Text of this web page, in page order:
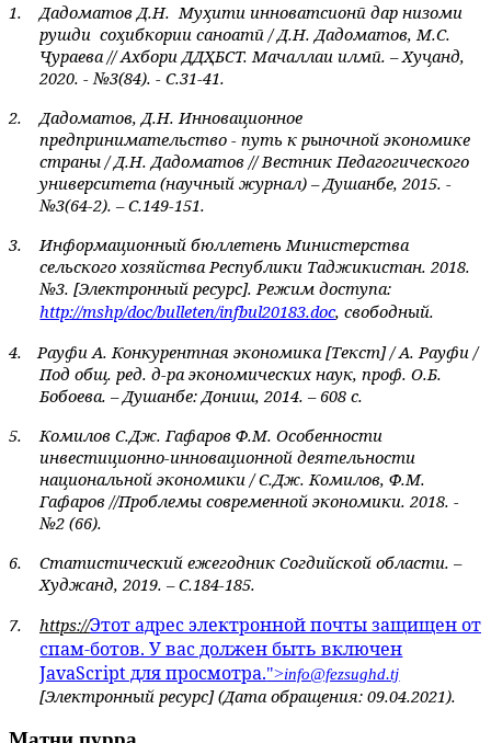
1. Дадоматов Д.Н. Муҳити инноватсионӣ дар низоми
рушди соҳибкории саноатӣ / Д.Н. Дадоматов, М.С.
Ҷураева // Ахбори ДДҲБСТ. Мачаллаи илмӣ. – Хуҷанд,
2020. - №3(84). - С.31-41.
2.
Дадоматов, Д.Н. Инновационное
предпринимательство - путь к рыночной экономике
страны/Д.Н. Дадоматов // Вестник Педагогического
университета (научный журнал) – Душанбе, 2015. -
№3(64-2). – С.149-151.
3.
Информационный бюллетень Министерства
сельского хозяйства Республики Таджикистан. 2018.
№3. [Электронный ресурс]. Режим доступа:
http://mshp/doc/bulleten/infbul20183.doc, свободный.
4.
Рауфи А. Конкурентная экономика [Текст] / А. Рауфи /
Под общ. ред. д-ра экономических наук, проф. О.Б.
Бобоева. – Душанбе: Дониш, 2014. – 608 с.
5.
Комилов С.Дж. Гафаров Ф.М. Особенности
инвестиционно-инновационной деятельности
национальной экономики/ С.Дж. Комилов, Ф.М.
Гафаров//Проблемы современной экономики. 2018. -
№2 (66).
6.
Статистический ежегодник Согдийской области. –
Худжанд, 2019. – С.184-185.
7.
https://Этот адрес электронной почты защищен от
спам-ботов. У вас должен быть включен
JavaScript для просмотра.">info@fezsughd.tj
[Электронный ресурс](Дата обращения: 09.04.2021).